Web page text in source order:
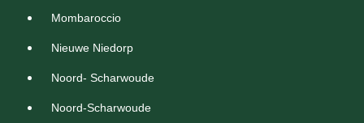
Mombaroccio
Nieuwe Niedorp
Noord- Scharwoude
Noord-Scharwoude